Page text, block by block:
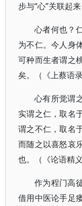
步与“心”关联起
心者何也？
为不仁。今人身
可种而生者谓之
矣。（《上蔡语
心有所觉谓
实谓之仁，取名
谓之不仁，取名
而随之以喜怒哀
也。（《论语精
作为程门高
借用中医论手足